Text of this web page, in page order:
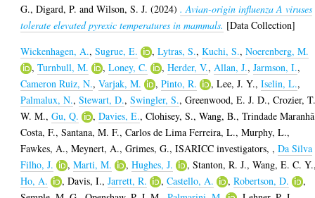
G.,Digard, P. andWilson, S. J. (2024). Avian-origin influenza A viruses
tolerate elevated pyrexic temperatures in mammals. [Data Collection]
Wickenhagen, A.,Sugrue, E. ,Lytras, S.,Kuchi, S.,Noerenberg, M.
,Turnbull, M. ,Loney, C. ,Herder, V.,Allan, J.,Jarmson, I.,
Cameron Ruiz, N.,Varjak, M. ,Pinto, R. ,Lee, J. Y.,Iselin, L.,
Palmalux, N.,Stewart, D.,Swingler, S.,Greenwood, E. J. D.,Crozier,
W. M.,Gu, Q. ,Davies, E.,Clohisey, S.,Wang, B.,Trindade Maranhã
Costa, F.,Santana, M. F.,Carlos de Lima Ferreira, L.,Murphy, L.,
Fawkes, A.,Meynert, A.,Grimes, G.,ISARICC investigators,,Da Silva
Filho, J.
,Marti, M. ,Hughes, J. ,Stanton, R. J.,Wang, E. C. Y.
Ho, A.
,Davis, I.,Jarrett, R. ,Castello, A. ,Robertson, D.
,